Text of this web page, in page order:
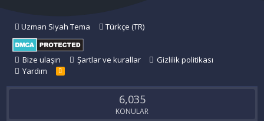
Uzman Siyah Tema Türkçe (TR)
Bize ulaşın Şartlar ve kurallar
Gizlilik politikası
Yardım
R
S
6,035
KONULAR